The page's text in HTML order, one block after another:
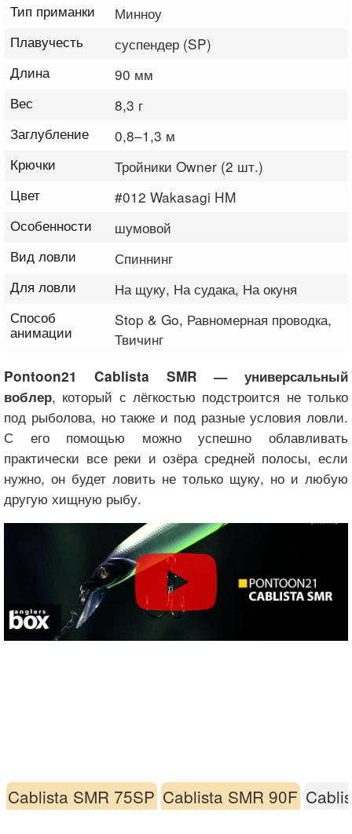
Тип приманки
Минноу
Плавучесть
суспендер (SP)
Длина
90 мм
Вес
8,3 г
Заглубление
0,8–1,3 м
Крючки
Тройники Owner (2 шт.)
Цвет
#012 Wakasagi HM
Особенности
шумовой
Вид ловли
Спиннинг
Для ловли
На щуку, На судака, На окуня
Способ
анимации
Stop & Go, Равномерная проводка,
Твичинг
Pontoon21 Cablista SMR — универсальный
воблер, который с лёгкостью подстроится не только
под рыболова, но также и под разные условия ловли.
С его помощью можно успешно облавливать
практически все реки и озёра средней полосы, если
нужно, он будет ловить не только щуку, но и любую
другую хищную рыбу.
Cablista SMR 75SP Cablista SMR 90F